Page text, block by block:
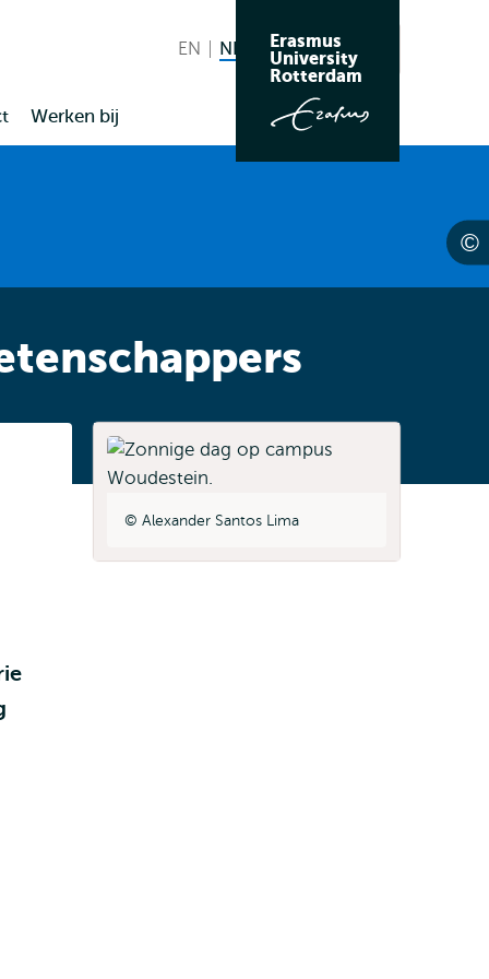
taal
EN English
NL Nederlands huidige taal
Zoeken
Erasmus
University
Rotterdam
Werken bij
Alexander Santos Lima